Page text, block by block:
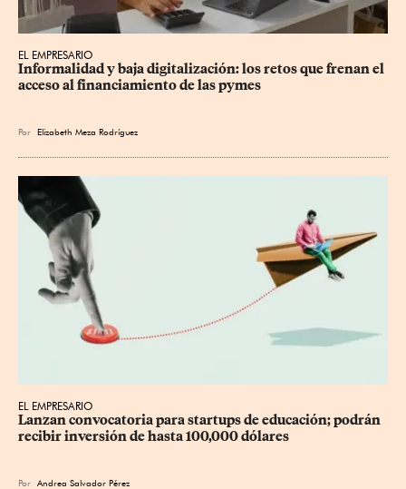
EL EMPRESARIO
Informalidad y baja digitalización: los retos que frenan el
acceso al financiamiento de las pymes
Por Elizabeth Meza Rodríguez
EL EMPRESARIO
Lanzan convocatoria para startups de educación; podrán
recibir inversión de hasta 100,000 dólares
Por Andrea Salvador Pérez